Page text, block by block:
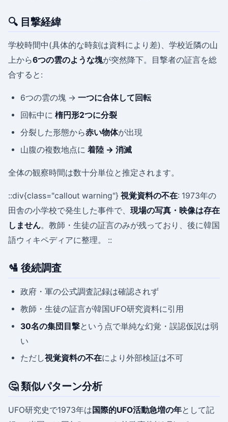
🔍 目撃経緯
学校時間中(具体的な時刻は資料により差)、学校近隣の山
上から6つの雲のような塊が突然降下。目撃者の証言を総
合すると:
6つの雲の塊 → 一つに合体して回転
回転中に 楕円形2つに分裂
分裂した形態から赤い物体が出現
山腹の複数地点に 着陸 → 消滅
全体の観察時間は数十分単位と推定されます。
::div{class="callout warning"} 視覚資料の不在: 1973年の
田舎の小学校で発生した事件で、 現場の写真・映像は存在
しません。教師・生徒の証言のみが残っており、後に韓国
語ウィキペディアに整理。 ::
🛂 後続調査
政府・軍の公式調査記録は確認されず
教師・生徒の証言が韓国UFO研究資料に引用
30名の集団目撃という点で単純な幻覚・誤認仮説は弱
い
ただし視覚資料の不在により外部検証は不可
🤔 類似パターン分析
UFO研究史で1973年は 国際的UFO活動急増の年として記